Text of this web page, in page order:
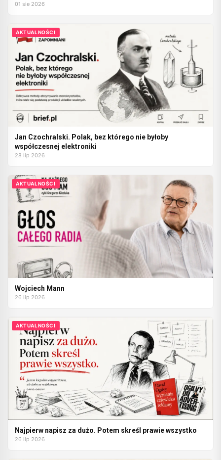
01 sie 2026
AKTUALNOŚCI
Jan Czochralski. Polak, bez którego nie byłoby
współczesnej elektroniki
28 lip 2026
AKTUALNOŚCI
Wojciech Mann
26 lip 2026
AKTUALNOŚCI
Najpierw napisz za dużo. Potem skreśl prawie wszystko
26 lip 2026